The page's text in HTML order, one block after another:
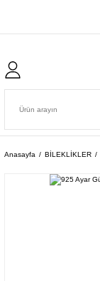
Anasayfa BİLEKLİKLER